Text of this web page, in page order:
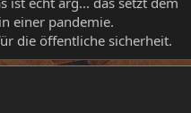
einer pandemie.
die öffentliche sicherheit.